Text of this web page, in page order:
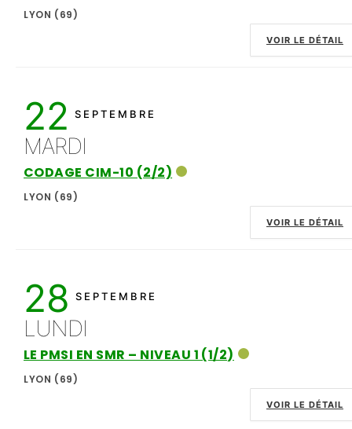
LYON (69)
VOIR LE DÉTAIL
22 SEPTEMBRE
MARDI
CODAGE CIM-10 (2/2)
LYON (69)
VOIR LE DÉTAIL
28 SEPTEMBRE
LUNDI
LE PMSI EN SMR – NIVEAU 1 (1/2)
LYON (69)
VOIR LE DÉTAIL